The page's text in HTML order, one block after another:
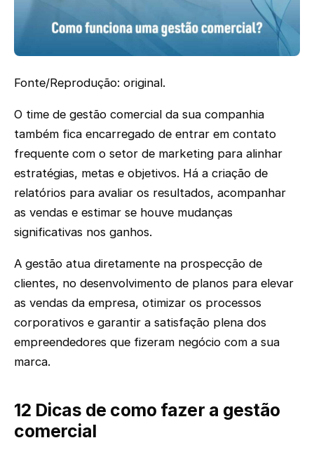
Fonte/Reprodução: original.
O time de gestão comercial da sua companhia
também fica encarregado de entrar em contato
frequente com o setor de marketing para alinhar
estratégias, metas e objetivos. Há a criação de
relatórios para avaliar os resultados, acompanhar
as vendas e estimar se houve mudanças
significativas nos ganhos.
A gestão atua diretamente na prospecção de
clientes, no desenvolvimento de planos para elevar
as vendas da empresa, otimizar os processos
corporativos e garantir a satisfação plena dos
empreendedores que fizeram negócio com a sua
marca.
12 Dicas de como fazer a gestão
comercial